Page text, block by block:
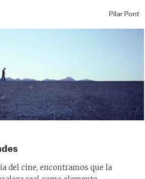
Pilar Pont
del cine, encontramos que la